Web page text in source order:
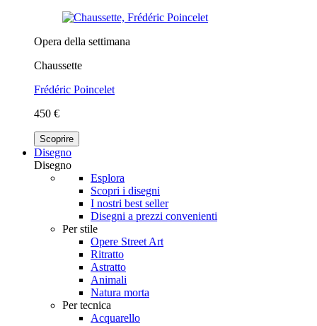
Opera della settimana
Chaussette
Frédéric Poincelet
450 €
Scoprire
Disegno
Disegno
Esplora
Scopri i disegni
I nostri best seller
Disegni a prezzi convenienti
Per stile
Opere Street Art
Ritratto
Astratto
Animali
Natura morta
Per tecnica
Acquarello